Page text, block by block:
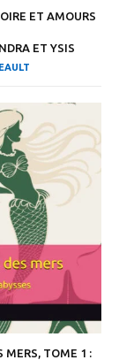
ET AMOURS
ET YSIS
MERS, TOME 1 :